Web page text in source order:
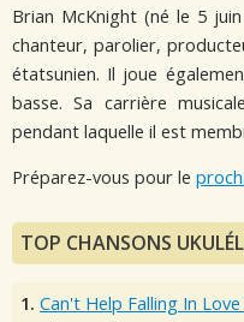
Brian McKnight (né le 5
chanteur, parolier,
étatsunien. Il joue
basse. Sa carrière
pendant laquelle il est
Préparez-vous pour le
TOP CHANSONS
1. Can't Help Falling In